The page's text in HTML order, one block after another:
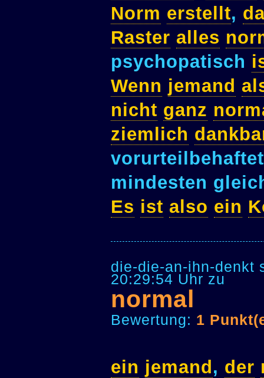
Norm erstellt,
Raster alles
psychopatisch
Wenn jemand
nicht ganz
ziemlich
mindesten
Es ist also ein
die-die-an-ihn-denkt
20:29:54 Uhr zu
normal
Bewertung: 1
ein jemand , der